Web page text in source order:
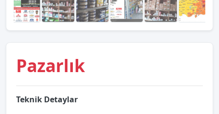
Pazarlık
Teknik Detaylar